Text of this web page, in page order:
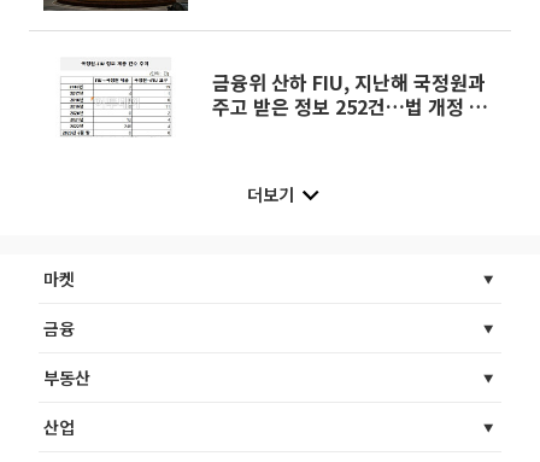
금융위 산하 FIU, 지난해 국정원과
주고 받은 정보 252건…법 개정 후
더보기
마켓
금융
부동산
산업